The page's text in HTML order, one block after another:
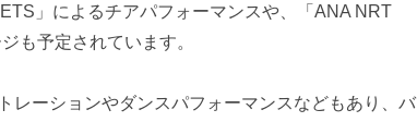
」によるチアパフォーマンスや、「ANA NRT
も予定されています。
レーションやダンスパフォーマンスなどもあり、バ